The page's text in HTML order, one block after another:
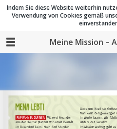
Meine Mission –
Indem Sie diese Website weiterhin
Verwendung von Cookies gemäß